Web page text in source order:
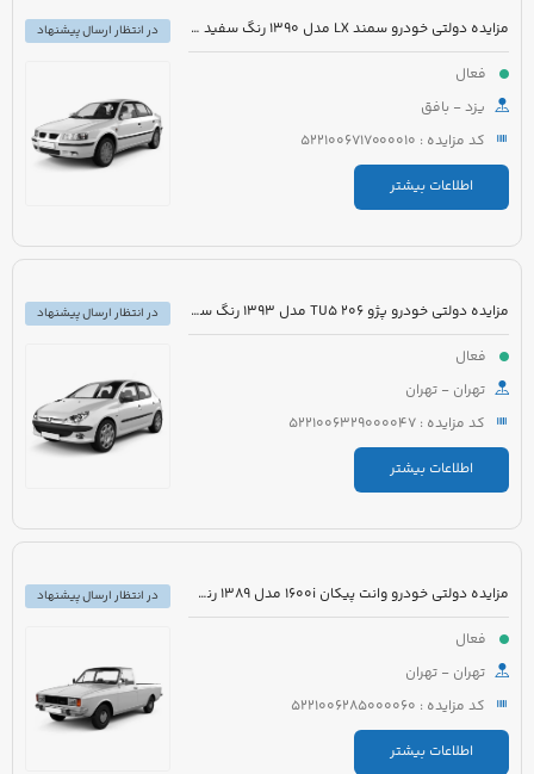
مزایده دولتی خودرو سمند LX مدل 1390 رنگ سفید روغنی
فعال
یزد - بافق
کد مزایده : 5221006717000010
اطلاعات بیشتر
در انتظار ارسال پیشنهاد
مزایده دولتی خودرو پژو 206 TU5 مدل 1393 رنگ سفید
فعال
تهران - تهران
کد مزایده : 5221006329000047
اطلاعات بیشتر
در انتظار ارسال پیشنهاد
مزایده دولتی خودرو وانت پیکان 1600i مدل 1389 رنگ سفید روغنی
فعال
تهران - تهران
کد مزایده : 5221006285000060
اطلاعات بیشتر
در انتظار ارسال پیشنهاد